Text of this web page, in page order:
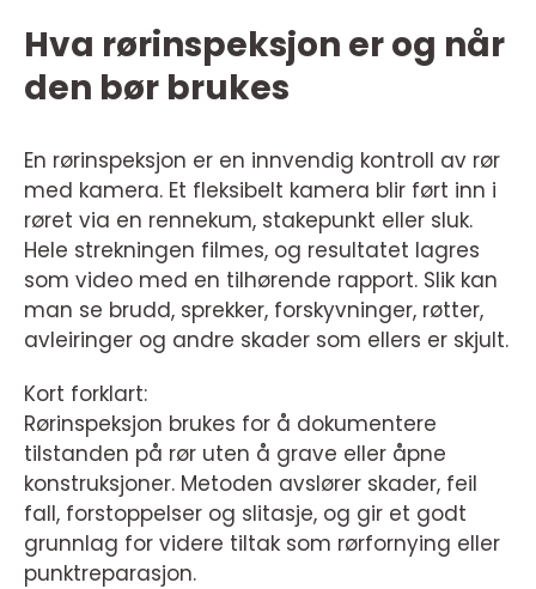
Hva rørinspeksjon er og når
den bør brukes
En rørinspeksjon er en innvendig kontroll av rør
med kamera. Et fleksibelt kamera blir ført inn i
røret via en rennekum, stakepunkt eller sluk.
Hele strekningen filmes, og resultatet lagres
som video med en tilhørende rapport. Slik kan
man se brudd, sprekker, forskyvninger, røtter,
avleiringer og andre skader som ellers er skjult.
Kort forklart:
Rørinspeksjon brukes for å dokumentere
tilstanden på rør uten å grave eller åpne
konstruksjoner. Metoden avslører skader, feil
fall, forstoppelser og slitasje, og gir et godt
grunnlag for videre tiltak som rørfornying eller
punktreparasjon.